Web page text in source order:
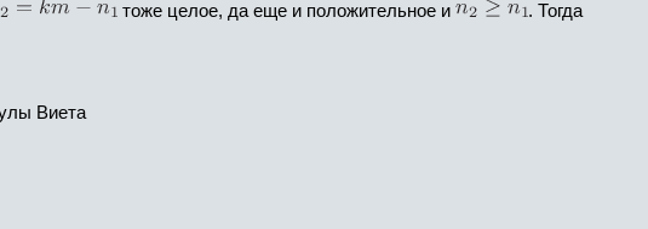
тоже целое, да еще и положительное и . Тогда
Виета